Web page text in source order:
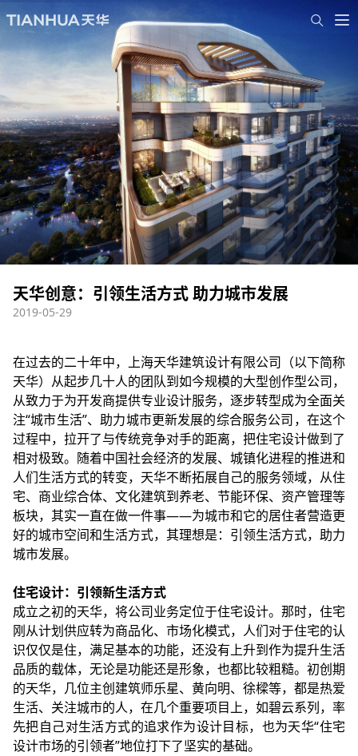
天华创意：引领生活方式 助力城市发展
2019-05-29
在过去的二十年中，上海天华建筑设计有限公司（以下简称
天华）从起步几十人的团队到如今规模的大型创作型公司，
从致力于为开发商提供专业设计服务，逐步转型成为全面关
注“城市生活”、助力城市更新发展的综合服务公司，在这个
过程中，拉开了与传统竞争对手的距离，把住宅设计做到了
相对极致。随着中国社会经济的发展、城镇化进程的推进和
人们生活方式的转变，天华不断拓展自己的服务领域，从住
宅、商业综合体、文化建筑到养老、节能环保、资产管理等
板块，其实一直在做一件事——为城市和它的居住者营造更
好的城市空间和生活方式，其理想是：引领生活方式，助力
城市发展。
住宅设计：引领新生活方式
成立之初的天华，将公司业务定位于住宅设计。那时，住宅
刚从计划供应转为商品化、市场化模式，人们对于住宅的认
识仅仅是住，满足基本的功能，还没有上升到作为提升生活
品质的载体，无论是功能还是形象，也都比较粗糙。初创期
的天华，几位主创建筑师乐星、黄向明、徐樑等，都是热爱
生活、关注城市的人，在几个重要项目上，如碧云系列，率
先把自己对生活方式的追求作为设计目标，也为天华“住宅
设计市场的引领者”地位打下了坚实的基础。